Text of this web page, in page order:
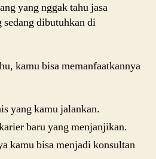
yang nggak tahu jasa
sedang dibutuhkan di
kamu bisa memanfaatkannya
yang kamu jalankan.
baru yang menjanjikan.
kamu bisa menjadi konsultan